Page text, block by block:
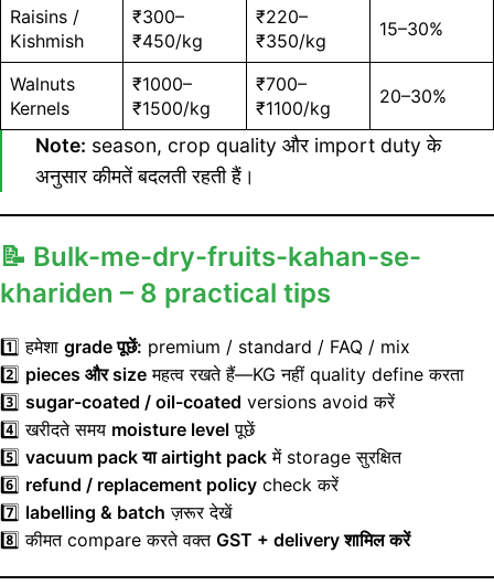
Raisins /
Kishmish
₹300–
₹450/kg
₹220–
₹350/kg
15–30%
Walnuts
Kernels
₹1000–
₹1500/kg
₹700–
₹1100/kg
20–30%
Note: season, crop quality और import duty के
अनुसार कीमतें बदलती रहती हैं।
📝 Bulk-me-dry-fruits-kahan-se-
khariden – 8 practical tips
1️⃣ हमेशा grade पूछें: premium / standard / FAQ / mix
2️⃣ pieces और size महत्व रखते हैं—KG नहीं quality define करता
3️⃣ sugar-coated / oil-coated versions avoid करें
4️⃣ खरीदते समय moisture level पूछें
5️⃣ vacuum pack या airtight pack में storage सुरक्षित
6️⃣ refund / replacement policy check करें
7️⃣ labelling & batch ज़रूर देखें
8️⃣ कीमत compare करते वक्त GST + delivery शामिल करें